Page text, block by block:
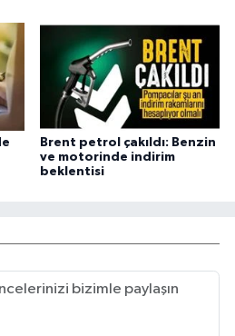
Brent petrol çakıldı: Benzin
ve motorinde indirim
beklentisi